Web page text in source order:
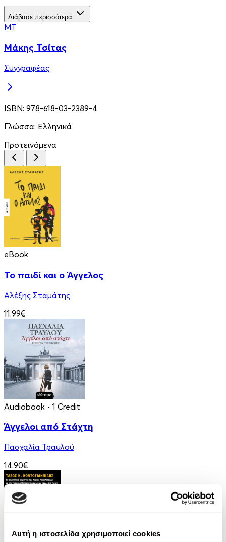
Αυτή η ιστοσελίδα χρησιμοποιεί cookies
Διάβασε περισσότερα
ΜΤ
Μάκης Τσίτας
Συγγραφέας
ISBN: 978-618-03-2389-4
Γλώσσα: Ελληνικά
Προτεινόμενα
eBook
Το παιδί και ο Άγγελος
Αλέξης Σταμάτης
11.99€
Audiobook • 1 Credit
Άγγελοι από Στάχτη
Πασχαλία Τραυλού
14.90€